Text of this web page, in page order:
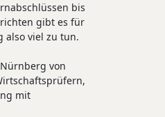
bis
gibt es für
also viel zu tun.
von
mit